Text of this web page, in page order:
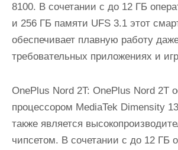
8100. В сочетании с до 12 ГБ
и 256 ГБ памяти UFS 3.1 этот
обеспечивает плавную работу
требовательных приложениях и
OnePlus Nord 2T: OnePlus Nord 2T
процессором MediaTek Dimensity
также является
чипсетом. В сочетании с до 12 ГБ